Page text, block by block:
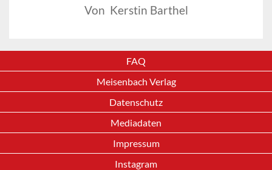
Von Kerstin Barthel
FAQ
Meisenbach Verlag
Datenschutz
Mediadaten
Impressum
Instagram